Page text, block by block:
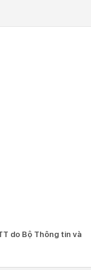
do Bộ Thông tin và